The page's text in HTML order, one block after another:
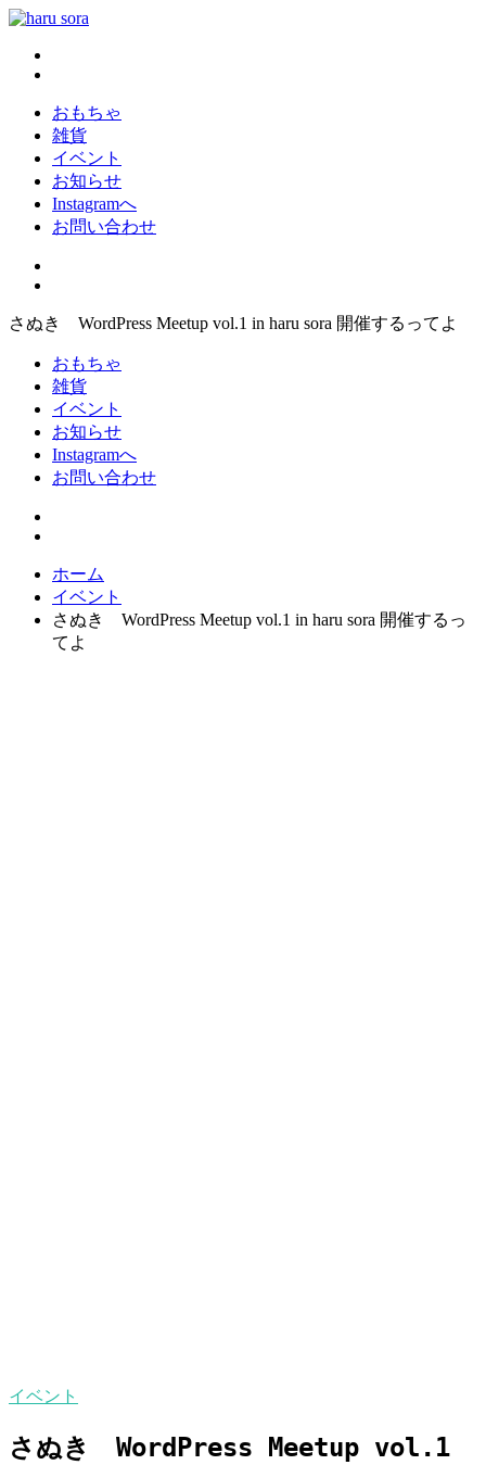
コ
haru sora
新しいharusoraもよろしくおねがいします
おもちゃ
雑貨
イベント
お知らせ
Instagramへ
お問い合わせ
さぬき WordPress Meetup vol.1 in haru sora 開催するってよ
おもちゃ
雑貨
イベント
お知らせ
Instagramへ
お問い合わせ
ホーム
イベント
さぬき WordPress Meetup vol.1 in haru sora 開催するっ
てよ
イベント
さぬき WordPress Meetup vol.1